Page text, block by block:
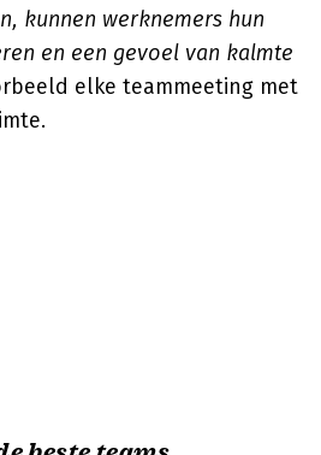
kunnen werknemers hun
en een gevoel van kalmte
elke teammeeting met